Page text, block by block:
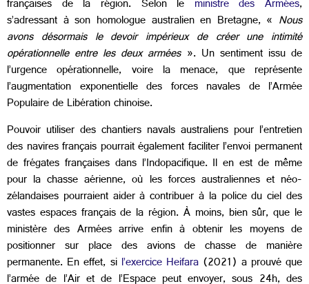
françaises de la région. Selon le ministre des Armées,
s’adressant à son homologue australien en Bretagne, « Nous
avons désormais le devoir impérieux de créer une intimité
opérationnelle entre les deux armées ». Un sentiment issu de
l’urgence opérationnelle, voire la menace, que représente
l’augmentation exponentielle des forces navales de l’Armée
Populaire de Libération chinoise.
Pouvoir utiliser des chantiers navals australiens pour l’entretien
des navires français pourrait également faciliter l’envoi permanent
de frégates françaises dans l’Indopacifique. Il en est de même
pour la chasse aérienne, où les forces australiennes et néo-
zélandaises pourraient aider à contribuer à la police du ciel des
vastes espaces français de la région. À moins, bien sûr, que le
ministère des Armées arrive enfin à obtenir les moyens de
positionner sur place des avions de chasse de manière
permanente. En effet, si l’exercice Heifara (2021) a prouvé que